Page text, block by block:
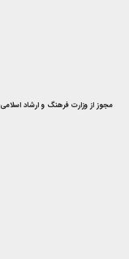
مجوز از وزارت فرهنگ و ارشاد اسلامی